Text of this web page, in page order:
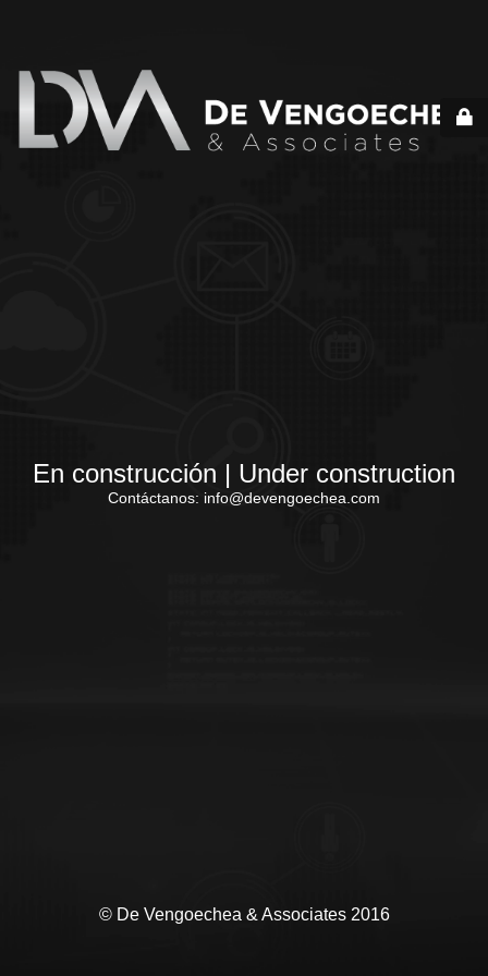
En construcción | Under construction
Contáctanos: info@devengoechea.com
© De Vengoechea & Associates 2016